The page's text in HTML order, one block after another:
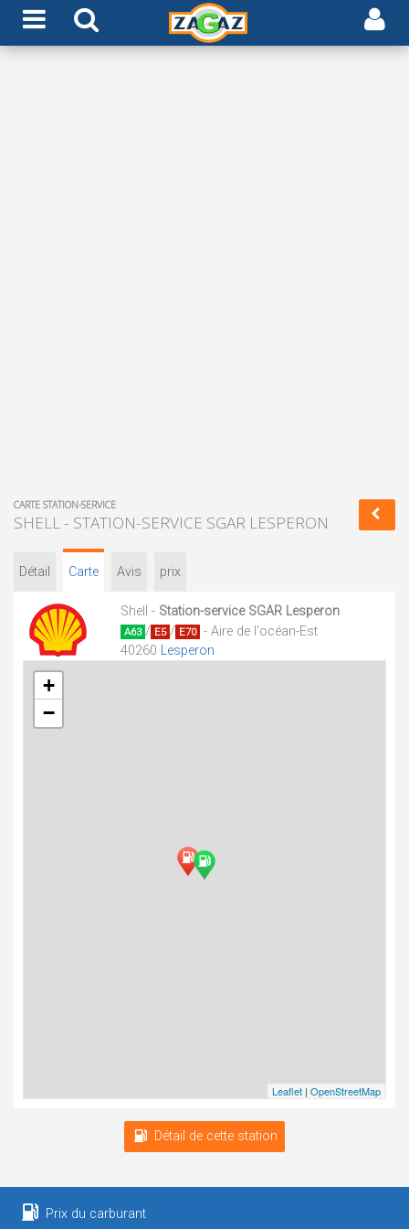
CARTE STATION-SERVICE
SHELL - STATION-SERVICE SGAR LESPERON
Détail Carte Avis prix
Shell - Station-service SGAR Lesperon
A63 / E5 / E70 - Aire de l'océan-Est
40260 Lesperon
+
−
Leaflet | OpenStreetMap
Détail de cette station
Prix du carburant